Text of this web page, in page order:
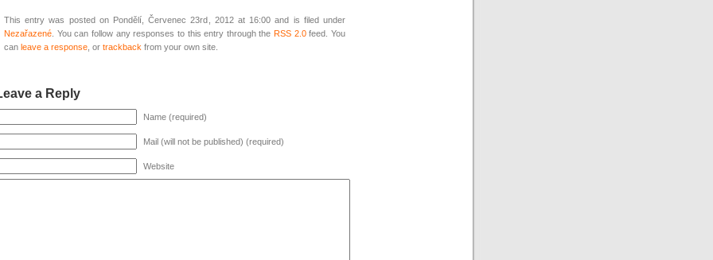
This entry was posted on Pondělí, Červenec 23rd, 2012 at 16:00 and is filed under
Nezařazené . You can follow any responses to this entry through theRSS 2.0feed. You
can leave a response , or trackback from your own site.
a Reply
Name (required)
Mail (will not be published) (required)
Website